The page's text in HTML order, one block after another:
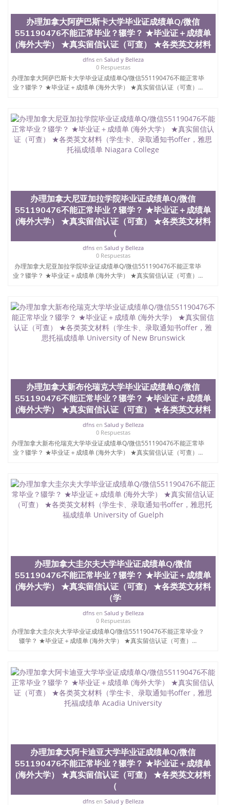
证551190476留学生在哪里可以买假毕业证
551190476哪里可以办理加拿大毕业证551190476申
请学校办理假的毕业证成绩单可以吗551190476哪里
可以办理水印成绩单551190476哪里可以修改成绩单
GPA分数551190476假毕业证能查出来吗551190476
假文凭网上能查到吗551190476 如何拿到国外毕业证
QQ微信551190476办假大学毕业证QQ微信551190476
国外毕业证去哪认证QQ微信551190476找毕业证封皮
速拿到国外文凭QQ微信551190476国外留学文凭认证
QQ微信551190476国外文凭回国认证QQ微信
551190476泰国文凭办理QQ微信551190476法国留学
回国证明QQ微信551190476 国外烫金照片QQ微信
551190476外国文凭在中国有用吗QQ微信551190476
外文凭质量QQ微信551190476国外本科毕业证怎么办
理QQ微信551190476国外大学文凭真制作QQ微信
551190476办国外文凭可找工作QQ微信551190476国
外大学有毕业证QQ微信551190476办理国外毕业证价
格QQ微信551190476国外编号查询QQ微信551190476
办理国外文凭要交定金吗QQ微信551190476办国外可
查文凭QQ微信551190476网上购买真文凭可信吗QQ
微信551190476学士学位证书查询机构QQ微信
551190476 国外资格证书办理QQ微信551190476如何
办理学历认证QQ微信551190476海外文凭认证办理
年，简称SJSU，是加州历史悠久的大学之一，也是美
西地区的公立大学之一。位于圣何塞市San Jose中
心，占地154公顷。它是一所位于加利福尼亚州的著
名综合性公立大学，它以极高的就业率，全美名列前
生前往求学。 至今，这是一所在世界上享有学术地
位、声誉、实习机会和影响力的高等教育机构，并获
誉为美国本科教育质量的核心代表。其计算机系与会
计系更是在当今美国大学教学排名中表现优异。其毕
业生大多可以在其所处地域的世界硅谷中心得到工作
机会。许多硅谷公司甚至在学生大三和大四的学期提
供许多相应科系的实习机会。无论是加州大学系统
(UC)，还是加州州立大学系统(CSU), 圣何塞州立大学
都占据着加州所有大学中的地理位置。 圣何塞州立大
134种学士学科和65个硕士学科，并有来自世界60余
国的学生来此就读。其有名的科系如计算机科学，电
子工程学，工商管理学，艺术设计，和航空学等，深
受性肯定及好评；而各种大学部和研究所的商学课程
4、电子图做好发给客户确认； 5、电子图确认好转成
品部做成品； 6、成品做好拍照或者视频确认再付余
款； 7、快递给客户（国内顺丰，国外DHL）。 三、
真实网上可查的证明材料 1、教育部学历学位认证，
留服真实存档可查，存档。 2、留学回国人员证明
（使馆认证），使馆网站真实存档可查。 3、留信网
真实可查认证办理，存档可查，终身受用。 四、办理
流程农业科学院、艺术与建筑学院、商学院、交流学
院、地球及物质科学院、教育学院、工程学院、健康
与人类发展学院、信息工程与科学学院、人文学院、
约大学为学生们提供本科、硕士及博士学位。学校的
专业课程包括：会计学、MBA、财务、教育、建筑工
程、经济、医学、护理、文学、音乐、生物学、统计
学、美术、电子工程、天文学、农业、环境污染控
制、历史、电气工程、生物工程、建筑设计、工商管
科、金融专业 1、客户提供相关材料，确定客户办理
信息，给出操作方案； 2、补充毕业证成绩单等相关
材料； 3、留服注册申请账号，付定金； 4、预约递
交时间，公司人员陪同客户本人一起去留服递交材
料； 5、等待结果，完成结果书留服直接邮寄给客户
6、客户确认收到结果，付余款。 我们对海外大学及
办理加拿大阿萨巴斯卡大学毕业证成绩单Q/微信
551190476不能正常毕业？辍学？ ★毕业证＋成绩单
(海外大学） ★真实留信认证（可查） ★各类英文材料
dfnsen Salud y Belleza
0 Respuestas
办理加拿大阿萨巴斯卡大学毕业证成绩单Q/微信551190476不能正常毕
业？辍学？ ★毕业证＋成绩单 (海外大学） ★真实留信认证（可查）...
办理加拿大尼亚加拉学院毕业证成绩单Q/微信
551190476不能正常毕业？辍学？ ★毕业证＋成绩单
(海外大学） ★真实留信认证（可查） ★各类英文材料
（
dfnsen Salud y Belleza
0 Respuestas
办理加拿大尼亚加拉学院毕业证成绩单Q/微信551190476不能正常毕
业？辍学？ ★毕业证＋成绩单 (海外大学） ★真实留信认证（可查）...
办理加拿大新布伦瑞克大学毕业证成绩单Q/微信
551190476不能正常毕业？辍学？ ★毕业证＋成绩单
(海外大学） ★真实留信认证（可查） ★各类英文材料
dfnsen Salud y Belleza
0 Respuestas
办理加拿大新布伦瑞克大学毕业证成绩单Q/微信551190476不能正常毕
业？辍学？ ★毕业证＋成绩单 (海外大学） ★真实留信认证（可查）...
办理加拿大圭尔夫大学毕业证成绩单Q/微信
551190476不能正常毕业？辍学？ ★毕业证＋成绩单
(海外大学） ★真实留信认证（可查） ★各类英文材料
（学
dfnsen Salud y Belleza
0 Respuestas
办理加拿大圭尔夫大学毕业证成绩单Q/微信551190476不能正常毕业？
辍学？ ★毕业证＋成绩单 (海外大学） ★真实留信认证（可查）...
办理加拿大阿卡迪亚大学毕业证成绩单Q/微信
551190476不能正常毕业？辍学？ ★毕业证＋成绩单
(海外大学） ★真实留信认证（可查） ★各类英文材料
（
dfnsen Salud y Belleza